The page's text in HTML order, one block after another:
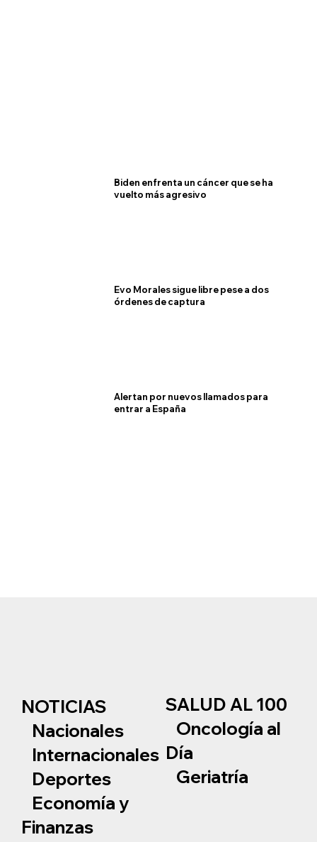
Biden enfrenta un cáncer que se ha
vuelto más agresivo
Evo Morales sigue libre pese a dos
órdenes de captura
Alertan por nuevos llamados para
entrar a España
NOTICIAS
Nacionales
Internacionales
Deportes
Economía y
Finanzas
SALUD AL 100
Oncología al
Día
Geriatría